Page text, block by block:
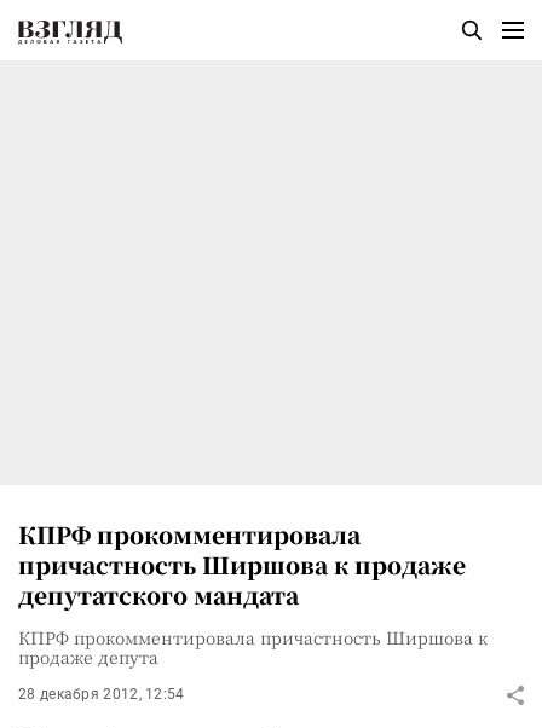
КПРФ прокомментировала
причастность Ширшова к продаже
депутатского мандата
КПРФ прокомментировала причастность Ширшова к
продаже депута
28 декабря 2012, 12:54